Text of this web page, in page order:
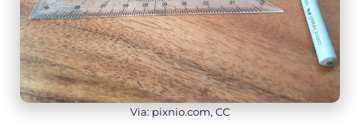
Via: pixnio.com, CC